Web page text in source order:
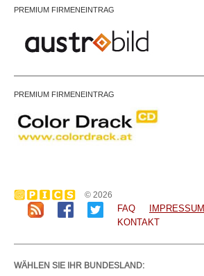
PREMIUM FIRMENEINTRAG
PREMIUM FIRMENEINTRAG
© 2026
FAQ IMPRESSUM
KONTAKT
WÄHLEN SIE IHR BUNDESLAND: